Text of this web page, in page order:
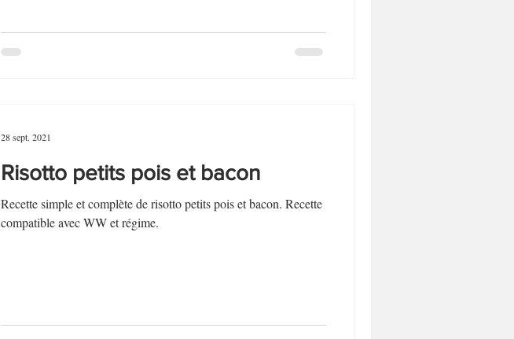
Risotto petits pois et bacon
Recette simple et complète de risotto petits pois et bacon. Recette
compatible avec WW et régime.
28 sept. 2021